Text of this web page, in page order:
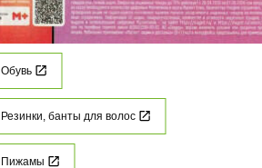
Обувь
Резинки, банты для волос
Пижамы